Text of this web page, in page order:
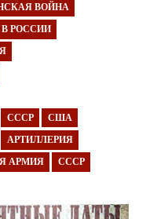
ВОЙНА
РОССИИ
СССР США
АРТИЛЛЕРИЯ
АРМИЯ СССР